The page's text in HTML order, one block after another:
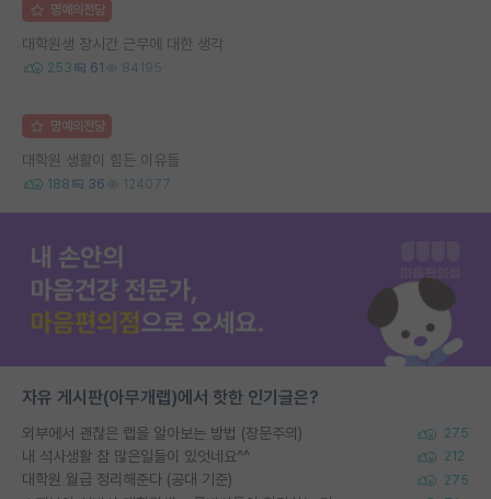
명예의전당
대학원생 장시간 근무에 대한 생각
253 61 84195
명예의전당
대학원 생활이 힘든 이유들
188 36 124077
자유 게시판(아무개랩)에서 핫한 인기글은?
외부에서 괜찮은 랩을 알아보는 방법 (장문주의) 275
내 석사생활 참 많은일들이 있엇네요^^ 212
대학원 월급 정리해준다 (공대 기준) 275